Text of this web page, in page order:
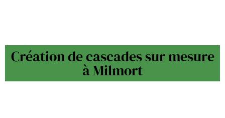
Création de cascades sur mesure
à Milmort